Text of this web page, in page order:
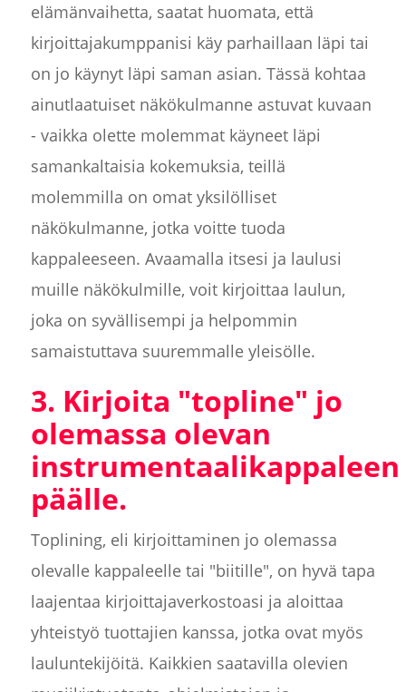
elämänvaihetta, saatat huomata, että
kirjoittajakumppanisi käy parhaillaan läpi tai
on jo käynyt läpi saman asian. Tässä kohtaa
ainutlaatuiset näkökulmanne astuvat kuvaan
- vaikka olette molemmat käyneet läpi
samankaltaisia kokemuksia, teillä
molemmilla on omat yksilölliset
näkökulmanne, jotka voitte tuoda
kappaleeseen. Avaamalla itsesi ja laulusi
muille näkökulmille, voit kirjoittaa laulun,
joka on syvällisempi ja helpommin
samaistuttava suuremmalle yleisölle.
3. Kirjoita "topline" jo
olemassa olevan
instrumentaalikappaleen
päälle.
Toplining, eli kirjoittaminen jo olemassa
olevalle kappaleelle tai "biitille", on hyvä tapa
laajentaa kirjoittajaverkostoasi ja aloittaa
yhteistyö tuottajien kanssa, jotka ovat myös
lauluntekijöitä. Kaikkien saatavilla olevien